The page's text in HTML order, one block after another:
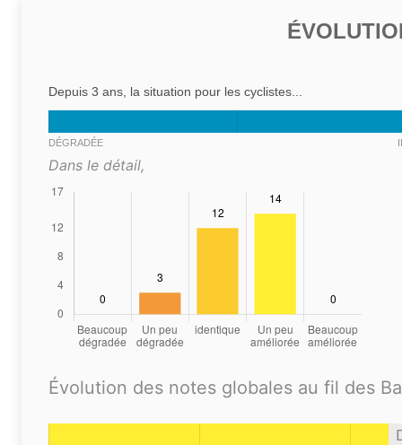
Depuis 3 ans, la situation pour les cyclistes...
DÉGRADÉE
Dans le détail,
Évolution des notes globales au fil des